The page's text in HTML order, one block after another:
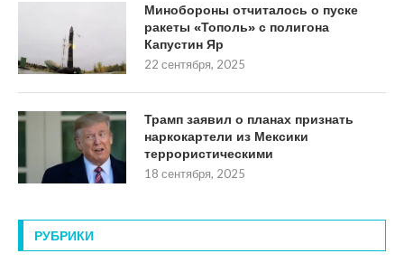
Минобороны отчиталось о пуске
ракеты «Тополь» с полигона
Капустин Яр
22 сентября, 2025
Трамп заявил о планах признать
наркокартели из Мексики
террористическими
18 сентября, 2025
РУБРИКИ